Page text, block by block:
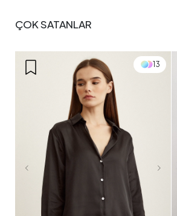
ÇOK SATANLAR
13